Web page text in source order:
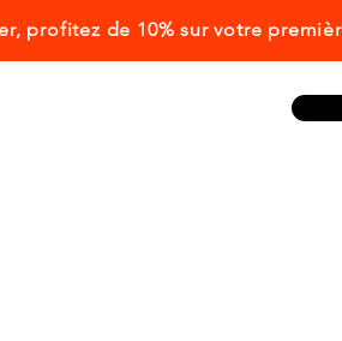
profitez de 10% sur votre